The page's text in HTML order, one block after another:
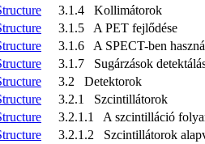
3.1.4 Kollimátorok
3.1.5 A PET fejlődése
3.1.6 A SPECT-ben
3.1.7 Sugárzások
3.2 Detektorok
3.2.1 Szcintillátorok
3.2.1.1 A szcintilláció
3.2.1.2 Szcintillátorok